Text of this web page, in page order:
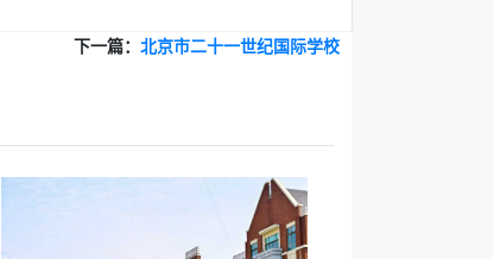
下一篇： 北京市二十一世纪国际学校